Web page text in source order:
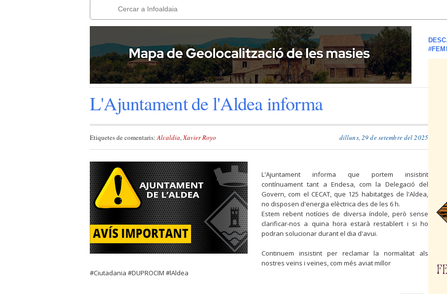
L'Ajuntament de l'Aldea informa
dilluns, 29 de setembre del 2025
Etiquetes de comentaris:Alcaldia,Xavier Royo
L'Ajuntament informa que portem insistint
contínuament tant a Endesa, com la Delegació del
Govern, com el CECAT, que 125 habitatges de l'Aldea,
no disposen d'energia elèctrica des de les 6 h.
Estem rebent notícies de diversa índole, però sense
clarificar-nos a quina hora estarà restablert i si ho
podran solucionar durant el dia d'avui.
Continuem insistint per reclamar la normalitat als
nostres veïns i veïnes, com més aviat millor
#Ciutadania #DUPROCIM #lAldea